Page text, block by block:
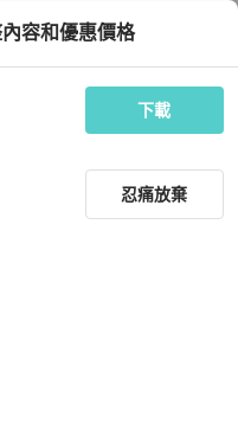
容和優惠價格
下載
忍痛放棄